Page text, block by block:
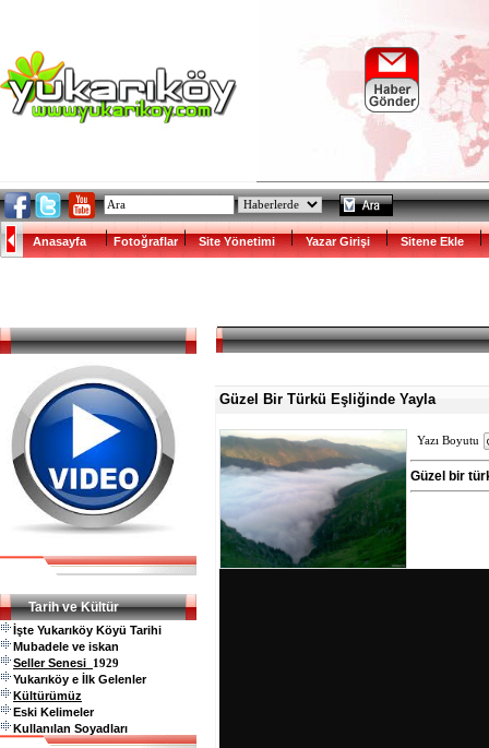
Anasayfa Fotoğraflar Site Yönetimi Yazar Girişi Sitene Ekle
Güzel Bir Türkü Eşliğinde Yayla
Yazı Boyutu
Güzel bir
Tarih ve Kültür
İşte Yukarıköy Köyü Tarihi
Mubadele ve iskan
Seller Senesi
1929
Yukarıköy e İlk Gelenler
Kültürümüz
Eski Kelimeler
Kullanılan Soyadları